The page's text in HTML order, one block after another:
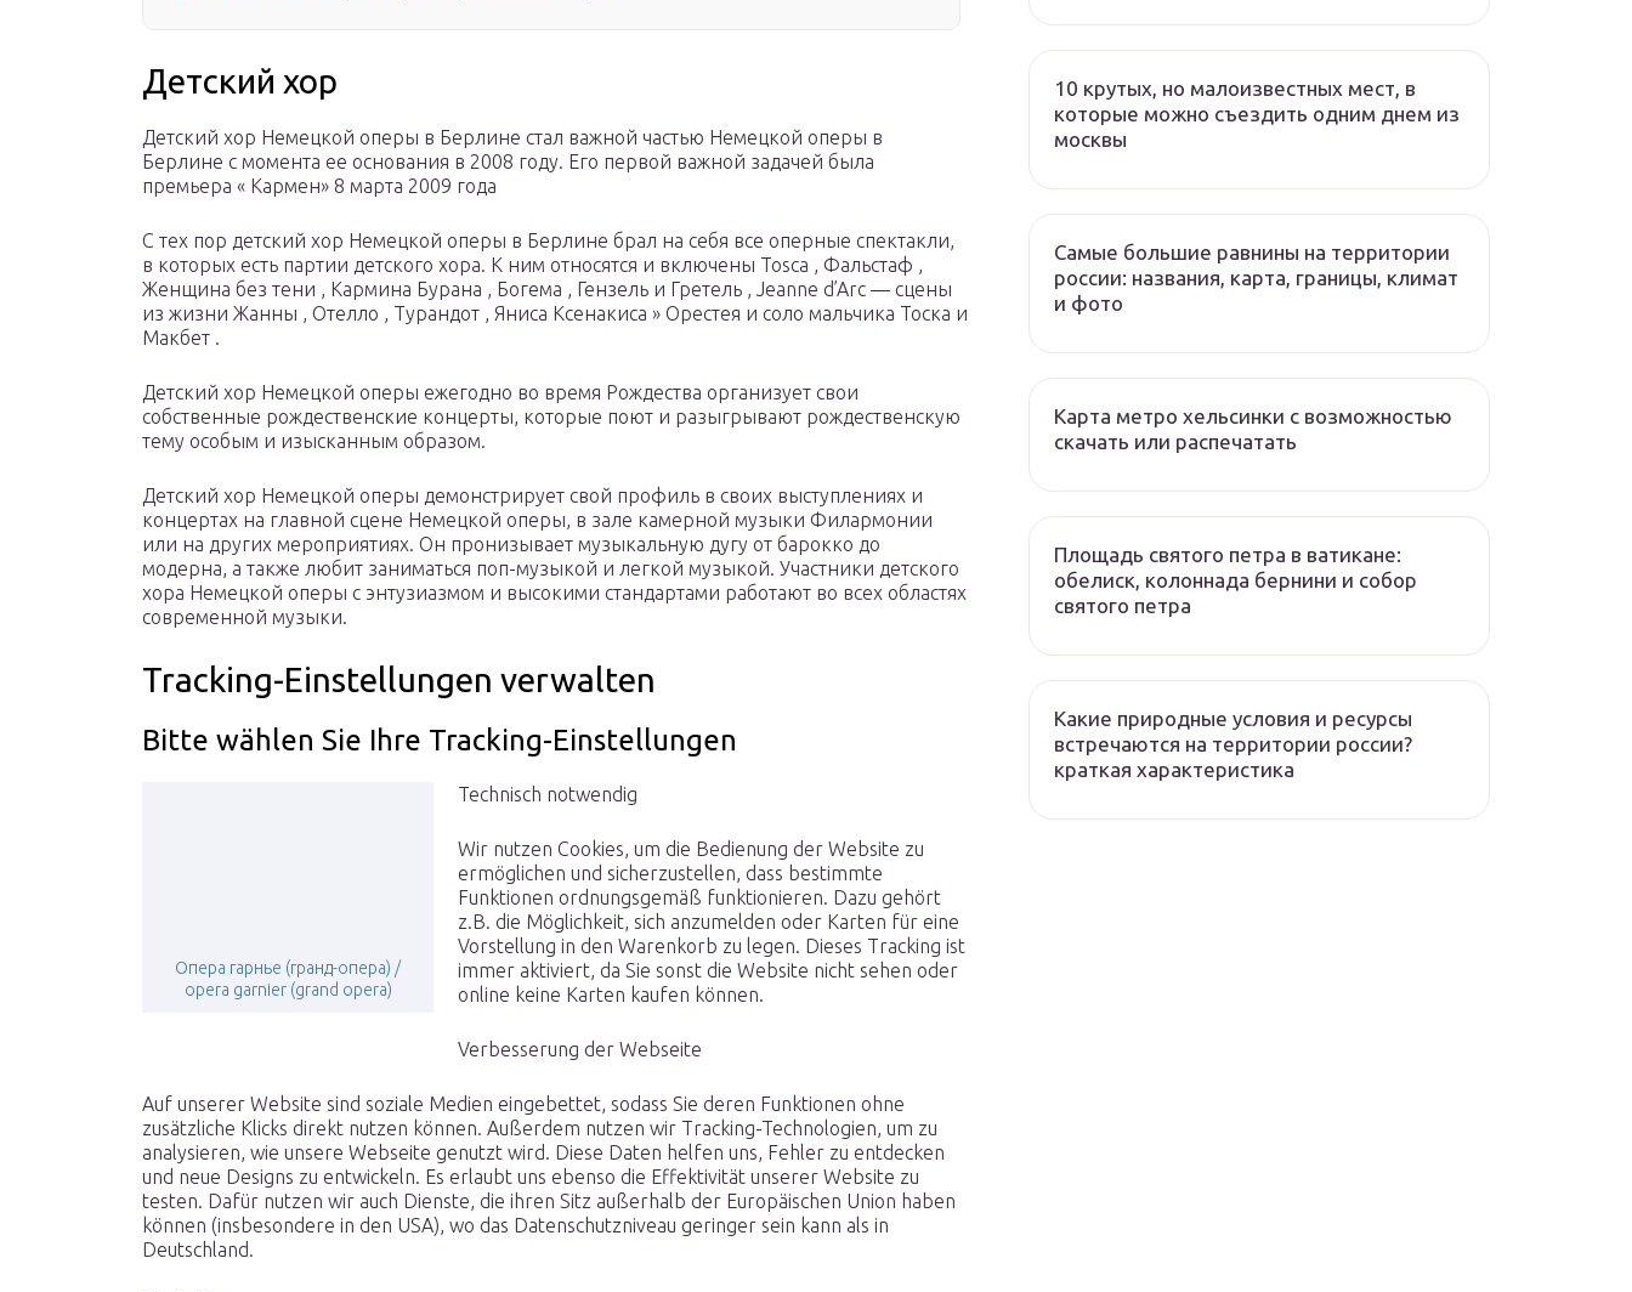
Детский хор
Детский хор Немецкой оперы в Берлине стал важной частью Немецкой оперы в
Берлине с момента ее основания в 2008 году. Его первой важной задачей была
премьера « Кармен» 8 марта 2009 года
С тех пор детский хор Немецкой оперы в Берлине брал на себя все оперные спектакли,
в которых есть партии детского хора. К ним относятся и включены Tosca , Фальстаф ,
Женщина без тени , Кармина Бурана , Богема , Гензель и Гретель , Jeanne d’Arc — сцены
из жизни Жанны , Отелло , Турандот , Яниса Ксенакиса » Орестея и соло мальчика Тоска и
Макбет .
Детский хор Немецкой оперы ежегодно во время Рождества организует свои
собственные рождественские концерты, которые поют и разыгрывают рождественскую
тему особым и изысканным образом.
Детский хор Немецкой оперы демонстрирует свой профиль в своих выступлениях и
концертах на главной сцене Немецкой оперы, в зале камерной музыки Филармонии
или на других мероприятиях. Он пронизывает музыкальную дугу от барокко до
модерна, а также любит заниматься поп-музыкой и легкой музыкой. Участники детского
хора Немецкой оперы с энтузиазмом и высокими стандартами работают во всех областях
современной музыки.
Tracking-Einstellungen verwalten
Bitte wählen Sie Ihre Tracking-Einstellungen
Опера гарнье (гранд-опера) /
opera garnier (grand opera)
Technisch notwendig
Wir nutzen Cookies, um die Bedienung der Website zu
ermöglichen und sicherzustellen, dass bestimmte
Funktionen ordnungsgemäß funktionieren. Dazu gehört
z.B. die Möglichkeit, sich anzumelden oder Karten für eine
Vorstellung in den Warenkorb zu legen. Dieses Tracking ist
immer aktiviert, da Sie sonst die Website nicht sehen oder
online keine Karten kaufen können.
Verbesserung der Webseite
Auf unserer Website sind soziale Medien eingebettet, sodass Sie deren Funktionen ohne
zusätzliche Klicks direkt nutzen können. Außerdem nutzen wir Tracking-Technologien, um zu
analysieren, wie unsere Webseite genutzt wird. Diese Daten helfen uns, Fehler zu entdecken
und neue Designs zu entwickeln. Es erlaubt uns ebenso die Effektivität unserer Website zu
testen. Dafür nutzen wir auch Dienste, die ihren Sitz außerhalb der Europäischen Union haben
können (insbesondere in den USA), wo das Datenschutzniveau geringer sein kann als in
Deutschland.
10 крутых, но малоизвестных мест, в
которые можно съездить одним днем из
москвы
Самые большие равнины на территории
россии: названия, карта, границы, климат
и фото
Карта метро хельсинки с возможностью
скачать или распечатать
Площадь святого петра в ватикане:
обелиск, колоннада бернини и собор
святого петра
Какие природные условия и ресурсы
встречаются на территории россии?
краткая характеристика